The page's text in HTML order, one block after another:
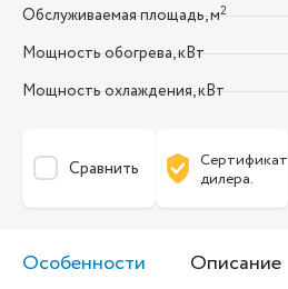
Обслуживаемая площадь, м2
Мощность обогрева, кВт
Мощность охлаждения, кВт
Сравнить
Сертификат
дилера.
Особенности Описание